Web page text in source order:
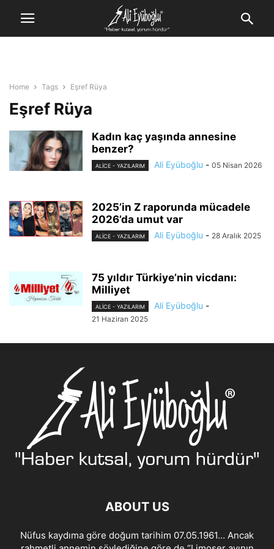
Home Tags Eşref Rüya
Eşref Rüya
Kadın kaç yaşında annesine
benzer?
ALİCE - YAZILARIM Ali Eyüboğlu - 05 Nisan 2026
2025’in Z raporunda mücadele
2026’da umut var
ALİCE - YAZILARIM Ali Eyüboğlu - 28 Aralık 2025
75 yıldır Türkiye’nin vicdanı:
Milliyet
ALİCE - YAZILARIM Ali Eyüboğlu -
21 Haziran 2025
ABOUT US
Nüfus kaydıma göre doğum tarihim 07.05.1961… Ancak